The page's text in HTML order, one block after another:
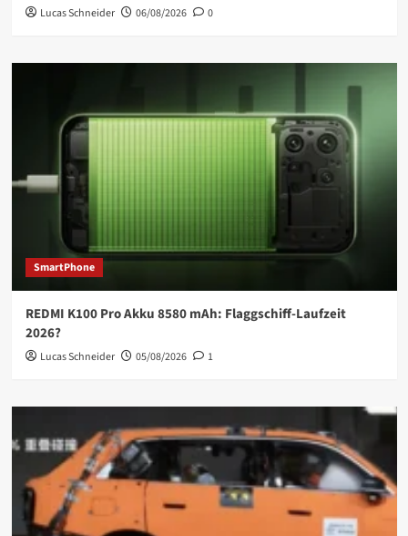
Lucas Schneider 06/08/2026 0
SmartPhone
REDMI K100 Pro Akku 8580 mAh: Flaggschiff-Laufzeit
2026?
Lucas Schneider 05/08/2026 1